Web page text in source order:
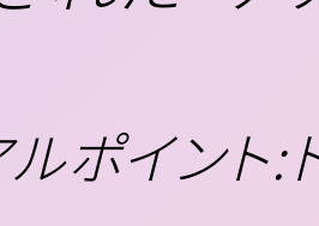
ルポイント: